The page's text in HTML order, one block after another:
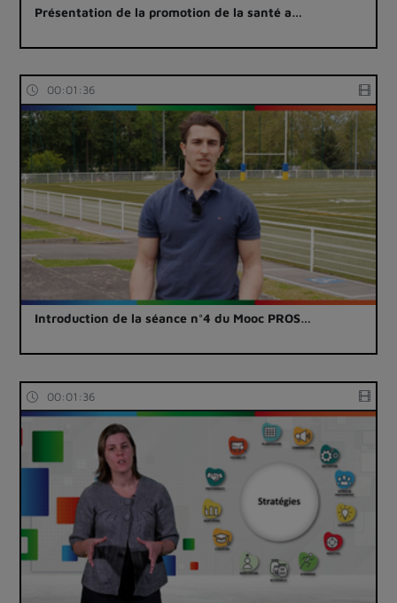
Présentation de la promotion de la santé a…
00:01:36
Introduction de la séance n°4 du Mooc PROS…
00:01:36